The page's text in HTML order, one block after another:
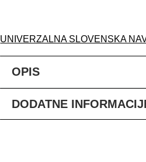
UNIVERZALNA SLOVENSKA
OPIS
DODATNE